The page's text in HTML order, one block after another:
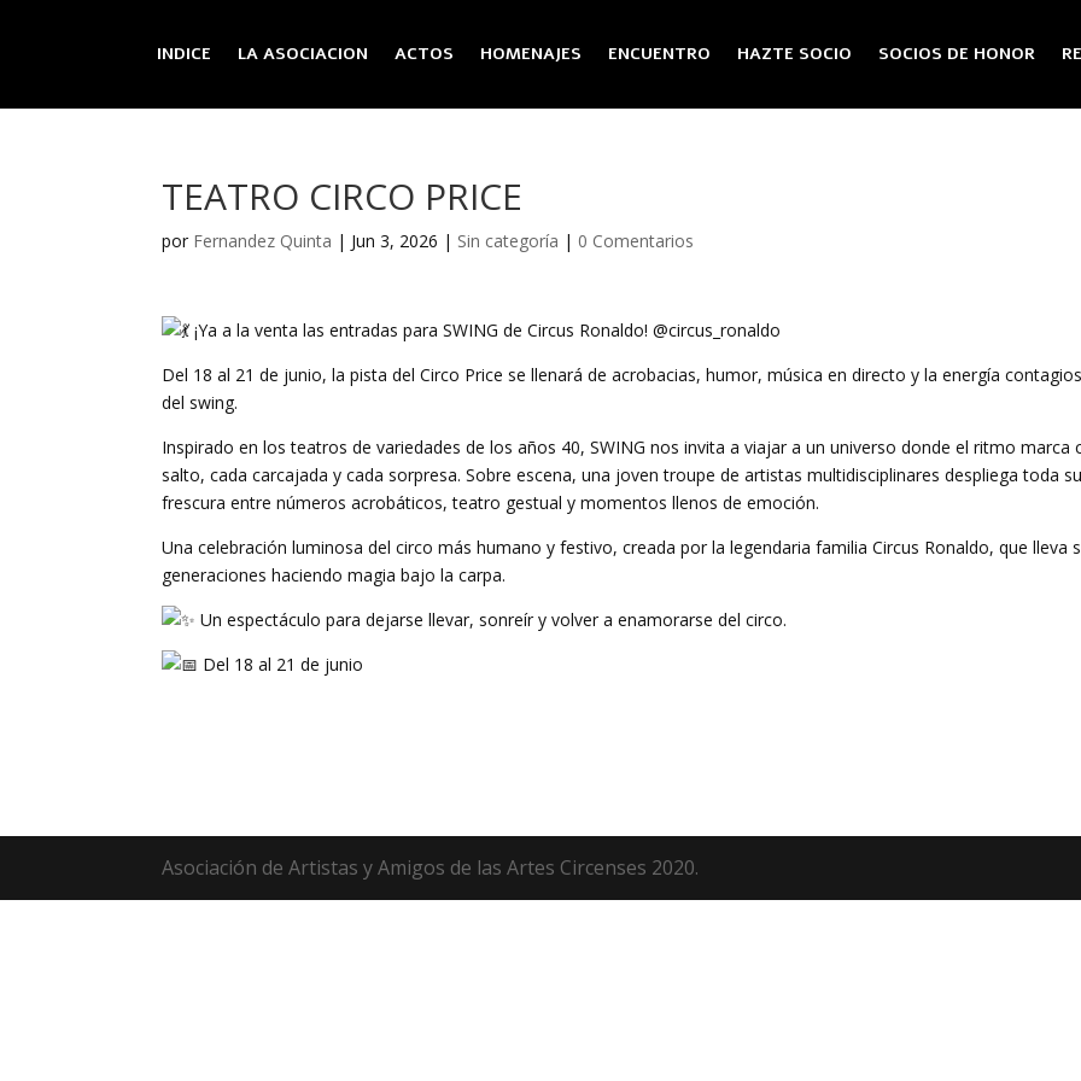
INDICE LA ASOCIACION ACTOS HOMENAJES ENCUENTRO HAZTE SOCIO SOCIOS DE HONOR
TEATRO CIRCO PRICE
por Fernandez Quinta | Jun 3, 2026 | Sin categoría | 0 Comentarios
¡Ya a la venta las entradas para SWING de Circus Ronaldo! @circus_ronaldo
Del 18 al 21 de junio, la pista del Circo Price se llenará de acrobacias, humor, música en directo y la energía
del swing.
Inspirado en los teatros de variedades de los años 40, SWING nos invita a viajar a un universo donde el ritmo marca
salto, cada carcajada y cada sorpresa. Sobre escena, una joven troupe de artistas multidisciplinares despliega toda
frescura entre números acrobáticos, teatro gestual y momentos llenos de emoción.
Una celebración luminosa del circo más humano y festivo, creada por la legendaria familia Circus Ronaldo, que lleva
generaciones haciendo magia bajo la carpa.
Un espectáculo para dejarse llevar, sonreír y volver a enamorarse del circo.
Del 18 al 21 de junio
Asociación de Artistas y Amigos de las Artes Circenses 2020.